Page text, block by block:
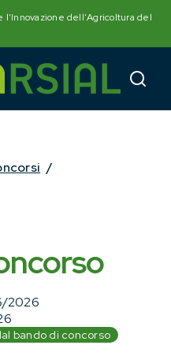
l'Innovazione dell'Agricoltura del
/
2026
bando di concorso